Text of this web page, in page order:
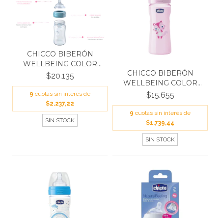
CHICCO BIBERÓN
WELLBEING COLOR
NEUTRO 25...
$20.135
9 cuotas sin interés de
$2.237,22
SIN STOCK
CHICCO BIBERÓN
WELLBEING COLOR
GIRL 250...
$15.655
9 cuotas sin interés de
$1.739,44
SIN STOCK